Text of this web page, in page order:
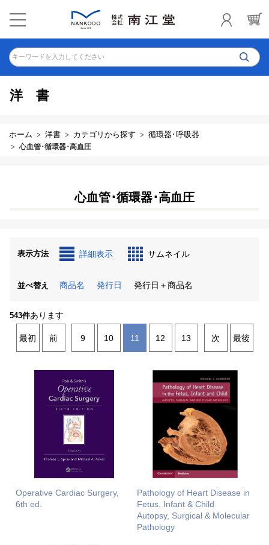
キーワードを入力してください
洋書
ホーム 洋書 カテゴリから探す 循環器･呼吸器
心血管･循環器･高血圧
心血管･循環器･高血圧
表示方法 詳細表示 サムネイル
並べ替え 商品名 発行日 発行日＋商品名
543件あります
最初 前 9 10 11 12 13 次 最後
Operative Cardiac Surgery,
6th ed.
Pathology of Heart Disease in
Fetus, Infant & Child
Autopsy, Surgical & Molecular
Pathology